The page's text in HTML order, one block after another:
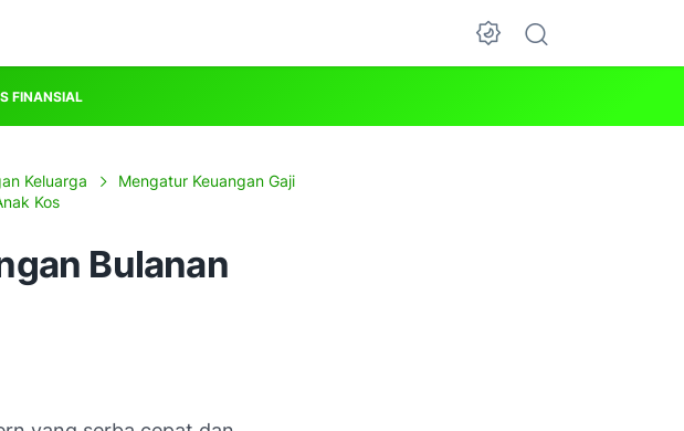
FINANSIAL
Keluarga
Mengatur Keuangan Gaji
Kos
Bulanan